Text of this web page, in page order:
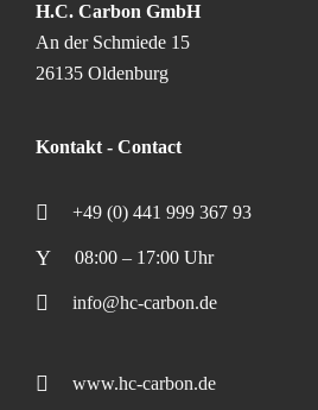
H.C. Carbon GmbH
An der Schmiede 15
26135 Oldenburg
Kontakt - Contact
+49 (0) 441 999 367 93
08:00 – 17:00 Uhr
info@hc-carbon.de
www.hc-carbon.de